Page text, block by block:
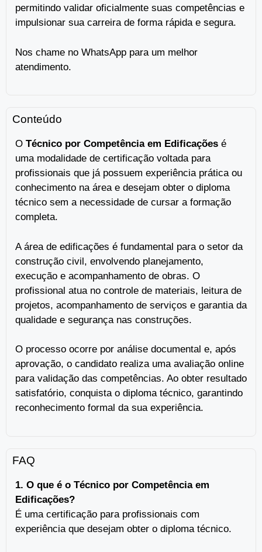
permitindo validar oficialmente suas competências e
impulsionar sua carreira de forma rápida e segura.
Nos chame no WhatsApp para um melhor
atendimento.
Conteúdo
O Técnico por Competência em Edificações é
uma modalidade de certificação voltada para
profissionais que já possuem experiência prática ou
conhecimento na área e desejam obter o diploma
técnico sem a necessidade de cursar a formação
completa.
A área de edificações é fundamental para o setor da
construção civil, envolvendo planejamento,
execução e acompanhamento de obras. O
profissional atua no controle de materiais, leitura de
projetos, acompanhamento de serviços e garantia da
qualidade e segurança nas construções.
O processo ocorre por análise documental e, após
aprovação, o candidato realiza uma avaliação online
para validação das competências. Ao obter resultado
satisfatório, conquista o diploma técnico, garantindo
reconhecimento formal da sua experiência.
FAQ
1. O que é o Técnico por Competência em
Edificações?
É uma certificação para profissionais com
experiência que desejam obter o diploma técnico.